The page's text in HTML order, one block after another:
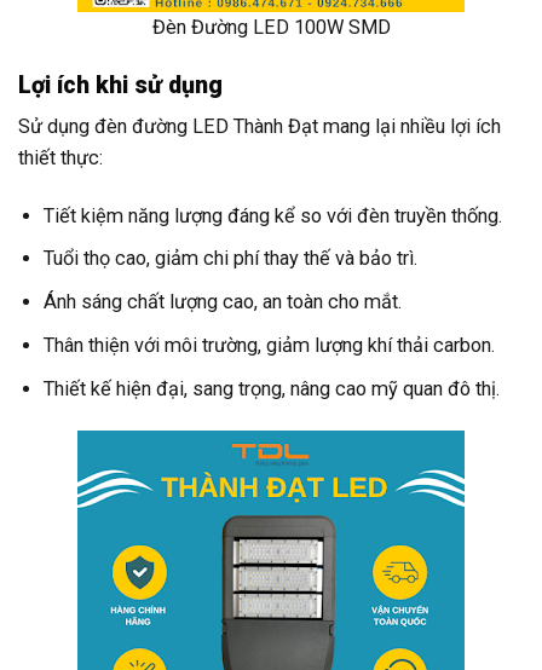
Đèn Đường LED 100W SMD
Lợi ích khi sử dụng
Sử dụng đèn đường LED Thành Đạt mang lại nhiều lợi ích
thiết thực:
Tiết kiệm năng lượng đáng kể so với đèn truyền thống.
Tuổi thọ cao, giảm chi phí thay thế và bảo trì.
Ánh sáng chất lượng cao, an toàn cho mắt.
Thân thiện với môi trường, giảm lượng khí thải carbon.
Thiết kế hiện đại, sang trọng, nâng cao mỹ quan đô thị.